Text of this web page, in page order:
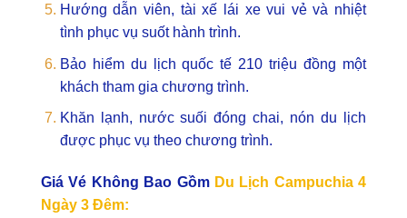
Hướng dẫn viên, tài xế lái xe vui vẻ và nhiệt
tình phục vụ suốt hành trình.
Bảo hiểm du lịch quốc tế 210 triệu đồng một
khách tham gia chương trình.
Khăn lạnh, nước suối đóng chai, nón du lịch
được phục vụ theo chương trình.
Giá Vé Không Bao Gồm Du Lịch Campuchia 4
Ngày 3 Đêm: